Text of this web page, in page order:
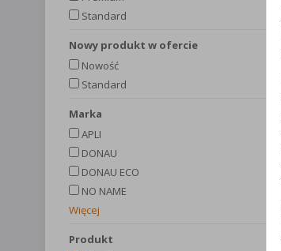
Standard
Nowy produkt w ofercie
Nowość
Standard
Marka
APLI
DONAU
DONAU ECO
NO NAME
Więcej
produkt